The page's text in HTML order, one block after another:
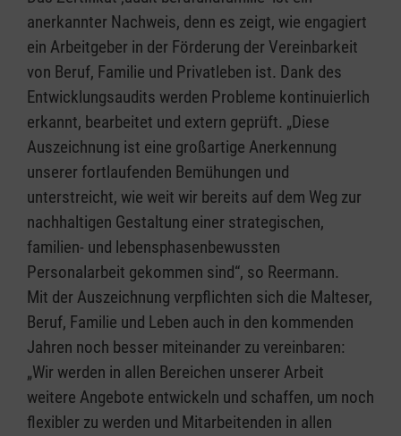
anerkannter Nachweis, denn es zeigt, wie engagiert
ein Arbeitgeber in der Förderung der Vereinbarkeit
von Beruf, Familie und Privatleben ist. Dank des
Entwicklungsaudits werden Probleme kontinuierlich
erkannt, bearbeitet und extern geprüft. „Diese
Auszeichnung ist eine großartige Anerkennung
unserer fortlaufenden Bemühungen und
unterstreicht, wie weit wir bereits auf dem Weg zur
nachhaltigen Gestaltung einer strategischen,
familien- und lebensphasenbewussten
Personalarbeit gekommen sind“, so Reermann.
Mit der Auszeichnung verpflichten sich die Malteser,
Beruf, Familie und Leben auch in den kommenden
Jahren noch besser miteinander zu vereinbaren:
„Wir werden in allen Bereichen unserer Arbeit
weitere Angebote entwickeln und schaffen, um noch
flexibler zu werden und Mitarbeitenden in allen